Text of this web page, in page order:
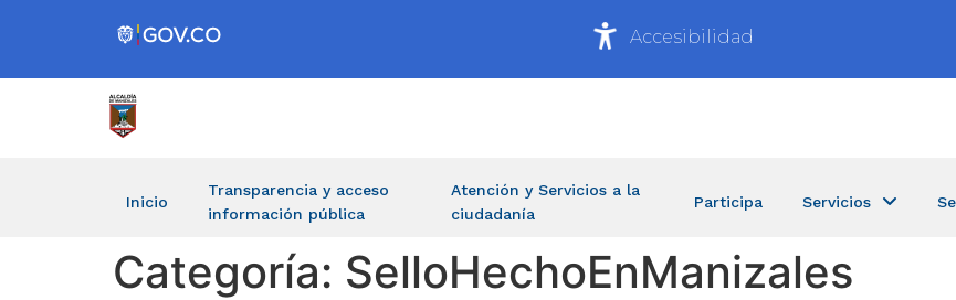
Accesibilidad
Inicio
Transparencia y acceso
información pública
Atención y Servicios a la
ciudadanía
Participa Servicios
Categoría: SelloHechoEnManizales